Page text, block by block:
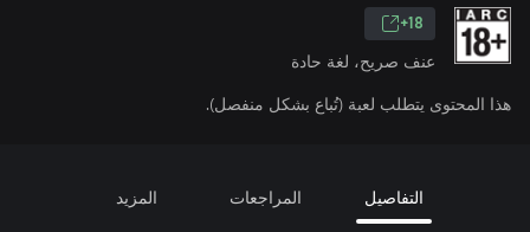
18+
عنف صريح، لغة حادة
هذا المحتوى يتطلب لعبة (تُباع بشكل منفصل).
التفاصيل المراجعات المزيد